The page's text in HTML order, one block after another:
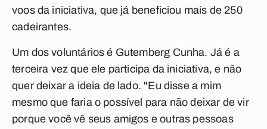
voos da iniciativa, que já beneficiou mais de 250
cadeirantes.
Um dos voluntários é Gutemberg Cunha. Já é a
terceira vez que ele participa da iniciativa, e não
quer deixar a ideia de lado. "Eu disse a mim
mesmo que faria o possível para não deixar de vir
porque você vê seus amigos e outras pessoas